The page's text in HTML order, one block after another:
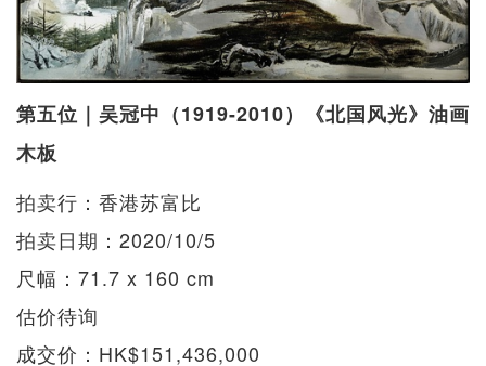
第五位｜吴冠中（1919-2010）《北国风光》油画
木板
拍卖行：香港苏富比
拍卖日期：2020/10/5
尺幅：71.7 x 160 cm
估价待询
成交价：HK$151,436,000